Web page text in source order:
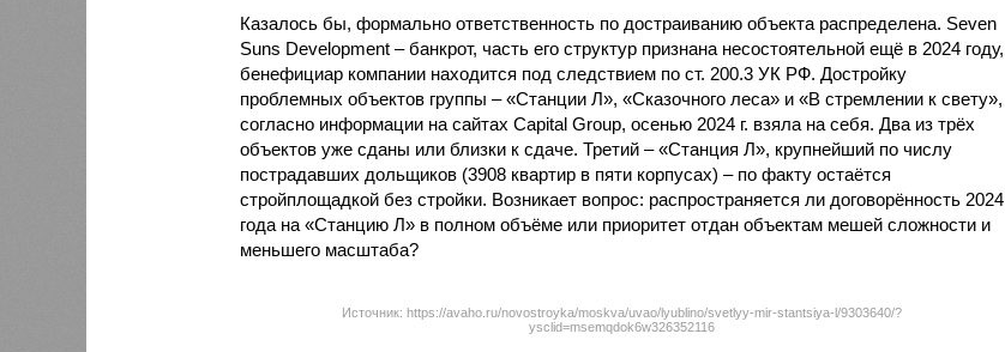
Казалось бы, формально ответственность по достраиванию объекта распределена. Seven
Suns Development – банкрот, часть его структур признана несостоятельной ещё в 2024 году,
бенефициар компании находится под следствием по ст. 200.3 УК РФ. Достройку
проблемных объектов группы – «Станции Л», «Сказочного леса» и «В стремлении к свету»,
согласно информации на сайтах Capital Group, осенью 2024 г. взяла на себя. Два из трёх
объектов уже сданы или близки к сдаче. Третий – «Станция Л», крупнейший по числу
пострадавших дольщиков (3908 квартир в пяти корпусах) – по факту остаётся
стройплощадкой без стройки. Возникает вопрос: распространяется ли договорённость 2024
года на «Станцию Л» в полном объёме или приоритет отдан объектам мешей сложности и
меньшего масштаба?
Источник: https://avaho.ru/novostroyka/moskva/uvao/lyublino/svetlyy-mir-stantsiya-l/9303640/?
ysclid=msemqdok6w326352116